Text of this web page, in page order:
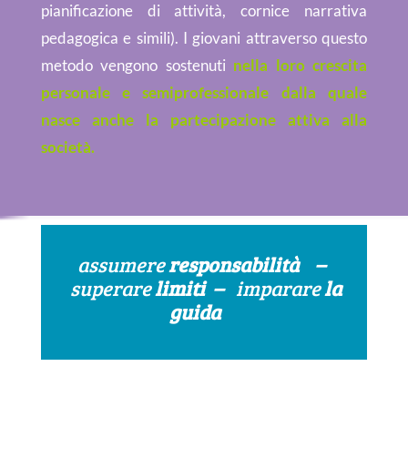
pianificazione di attività, cornice narrativa
pedagogica e simili). I giovani attraverso questo
metodo vengono sostenuti nella loro crescita
personale e semiprofessionale dalla quale
nasce anche la partecipazione attiva alla
società.
assumereresponsabilità –
superarelimiti –impararela
guida